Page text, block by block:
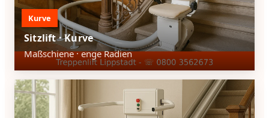
Kurve
Sitzlift · Kurve
Maßschiene · enge Radien